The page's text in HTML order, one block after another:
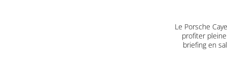
Le Porsche
profiter
briefing en